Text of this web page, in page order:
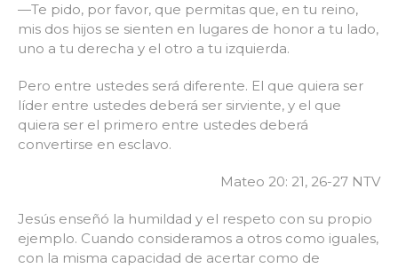
—Te pido, por favor, que permitas que, en tu reino,
mis dos hijos se sienten en lugares de honor a tu lado,
uno a tu derecha y el otro a tu izquierda.
Pero entre ustedes será diferente. El que quiera ser
líder entre ustedes deberá ser sirviente, y el que
quiera ser el primero entre ustedes deberá
convertirse en esclavo.
Mateo 20: 21, 26-27 NTV
Jesús enseñó la humildad y el respeto con su propio
ejemplo. Cuando consideramos a otros como iguales,
con la misma capacidad de acertar como de